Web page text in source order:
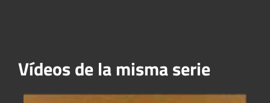
Vídeos de la misma serie